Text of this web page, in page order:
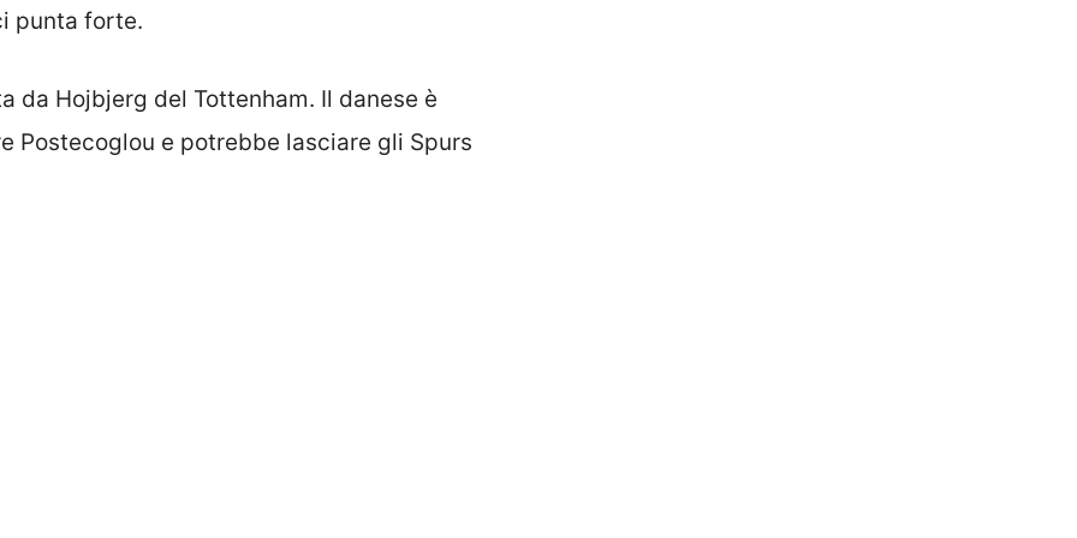
punta forte.
da Hojbjerg del Tottenham. Il danese è
Postecoglou e potrebbe lasciare gli Spurs